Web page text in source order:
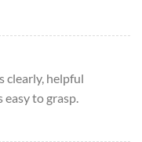
clearly, helpful
to grasp.